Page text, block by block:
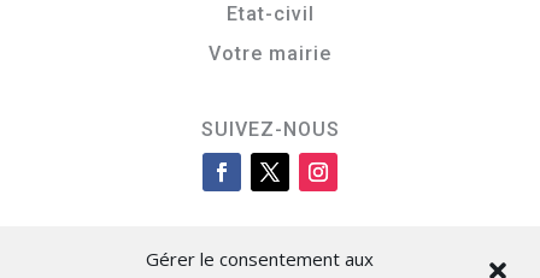
Gérer le consentement aux
Etat-civil
Votre mairie
SUIVEZ-NOUS